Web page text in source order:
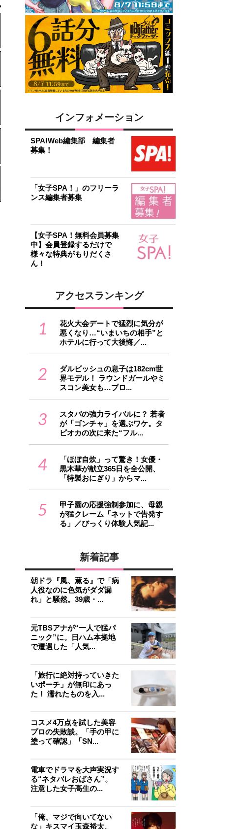
インフォメーション
SPA!Web編集部 編集者
募集！
「女子SPA！」のフリーラ
ンス編集者募集
【女子SPA！無料会員募集
中】会員登録するだけで
様々な特典がもりだくさ
ん！
アクセスランキング
1
花火大会デートで猛烈に気分が
悪くなり…“いまいちの相手”と
ホテルに行って大後悔／...
2
ダルビッシュの息子は182cm世
界モデル！ ラウンドガールやミ
スコン美女も…プロ...
3
スタバの強力ライバルに？ 若者
が「ゴンチャ」を選ぶワケ。タ
ピオカの次に来た“フル...
4
「ほぼ自炊」って驚き！女優・
黒木華が献立365日を全公開、
「特製おにぎり」からマ...
5
甲子園の応援強制参加に、母親
が猛クレーム「ネットで告発す
る」／びっくり体験人気記...
新着記事
朝ドラ『風、薫る』で「病
人役なのに色気がダダ漏
れ」と騒然。39歳・...
元TBSアナが“一人で猛パ
ニック”に。日ハム本拠地
で遭遇した「人気...
「旅行に絶対持っていきた
いポーチ」が無印にあっ
た！ 濡れたものを入...
コスメ4万点を試した美容
プロの失敗談。「手の甲に
塗って確認」「SN...
電車でドラマを大声実況す
る“ネタバレおばさん”。
注意した女子高生の...
「俺、マジで向いてない
な」キスマイ玉森裕太、